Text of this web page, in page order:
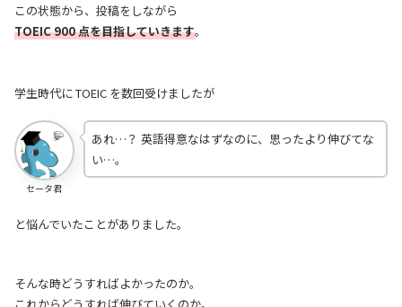
この状態から、投稿をしながら
TOEIC 900 点を目指していきます。
学生時代に TOEIC を数回受けましたが
セータ君
あれ…？ 英語得意なはずなのに、思ったより伸びてな
い…。
と悩んでいたことがありました。
そんな時どうすればよかったのか。